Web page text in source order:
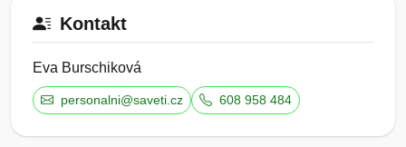
Kontakt
Eva Burschiková
personalni@saveti.cz 608 958 484